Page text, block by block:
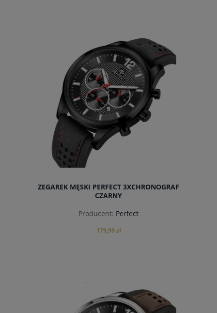
ZEGAREK MĘSKI PERFECT 3XCHRONOGRAF
CZARNY
Producent: Perfect
179,99 zł
powiadom o dostępności